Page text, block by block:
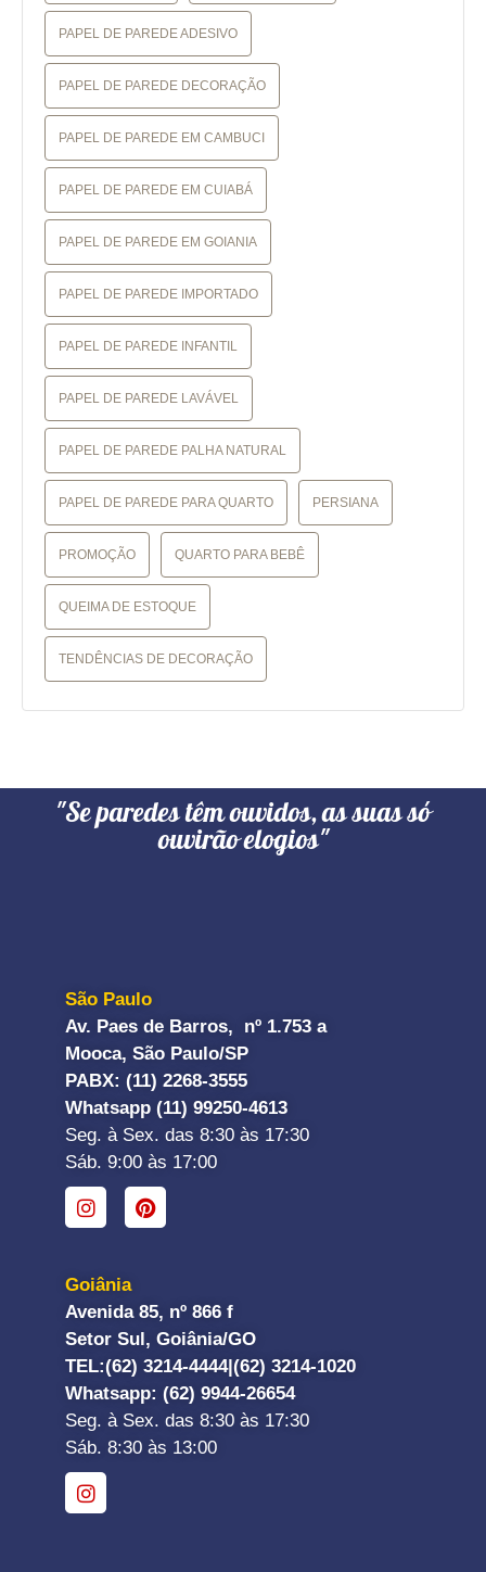
PAPEL DE PAREDE ADESIVO
PAPEL DE PAREDE DECORAÇÃO
PAPEL DE PAREDE EM CAMBUCI
PAPEL DE PAREDE EM CUIABÁ
PAPEL DE PAREDE EM GOIANIA
PAPEL DE PAREDE IMPORTADO
PAPEL DE PAREDE INFANTIL
PAPEL DE PAREDE LAVÁVEL
PAPEL DE PAREDE PALHA NATURAL
PAPEL DE PAREDE PARA QUARTO PERSIANA
PROMOÇÃO QUARTO PARA BEBÊ
QUEIMA DE ESTOQUE
TENDÊNCIAS DE DECORAÇÃO
"Se paredes têm ouvidos, as suas só
ouvirão elogios"
São Paulo
Av. Paes de Barros, nº 1.753 a
Mooca, São Paulo/SP
PABX: (11) 2268-3555
Whatsapp (11) 99250-4613
Seg. à Sex. das 8:30 às 17:30
Sáb. 9:00 às 17:00
Goiânia
Avenida 85, nº 866 f
Setor Sul, Goiânia/GO
TEL:(62) 3214-4444| (62) 3214-1020
Whatsapp: (62) 9944-26654
Seg. à Sex. das 8:30 às 17:30
Sáb. 8:30 às 13:00